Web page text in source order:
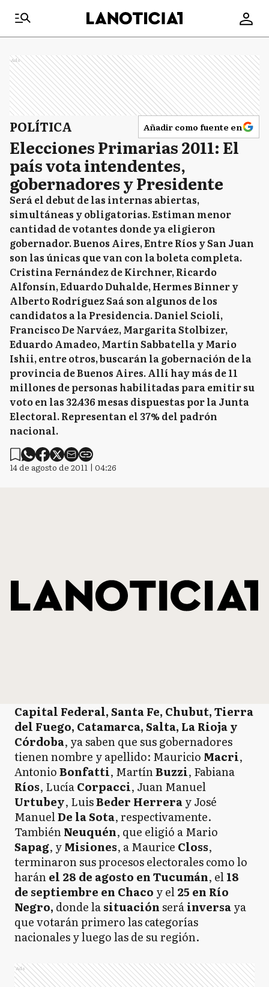
Ads
POLÍTICA Añadir como fuente en
Elecciones Primarias 2011: El
país vota intendentes,
gobernadores y Presidente
Será el debut de las internas abiertas,
simultáneas y obligatorias. Estiman menor
cantidad de votantes donde ya eligieron
gobernador. Buenos Aires, Entre Ríos y San Juan
son las únicas que van con la boleta completa.
Cristina Fernández de Kirchner, Ricardo
Alfonsín, Eduardo Duhalde, Hermes Binner y
Alberto Rodríguez Saá son algunos de los
candidatos a la Presidencia. Daniel Scioli,
Francisco De Narváez, Margarita Stolbizer,
Eduardo Amadeo, Martín Sabbatella y Mario
Ishii, entre otros, buscarán la gobernación de la
provincia de Buenos Aires. Allí hay más de 11
millones de personas habilitadas para emitir su
voto en las 32.436 mesas dispuestas por la Junta
Electoral. Representan el 37% del padrón
nacional.
14 de agosto de 2011 | 04:26
Capital Federal, Santa Fe, Chubut, Tierra
del Fuego, Catamarca, Salta, La Rioja y
Córdoba, ya saben que sus gobernadores
tienen nombre y apellido: Mauricio Macri,
AntonioBonfatti, MartínBuzzi, Fabiana
Ríos, LucíaCorpacci, Juan Manuel
Urtubey, LuisBeder Herreray José
ManuelDe la Sota, respectivamente.
TambiénNeuquén, que eligió a Mario
Sapag, yMisiones, a Maurice Closs,
terminaron sus procesos electorales como lo
haránel 28 de agosto en Tucumán, el18
de septiembre en Chaco y el25 en Río
Negro, donde lasituaciónseráinversaya
que votarán primero las categorías
nacionales y luego las de su región.
Ads